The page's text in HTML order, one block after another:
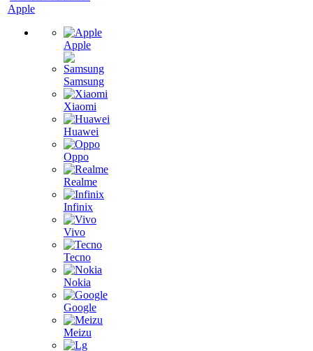
Apple
Apple
Samsung
Xiaomi
Huawei
Oppo
Realme
Infinix
Vivo
Tecno
Nokia
Google
Meizu